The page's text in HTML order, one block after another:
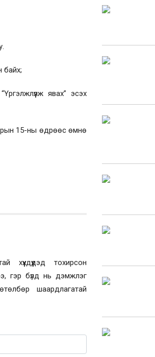
байх;
явах” эсэх
15-ны өдрөөс өмнө
хүүхдүүдэд тохирсон
гэр бүлд нь дэмжлэг
хөтөлбөр шаардлагатай